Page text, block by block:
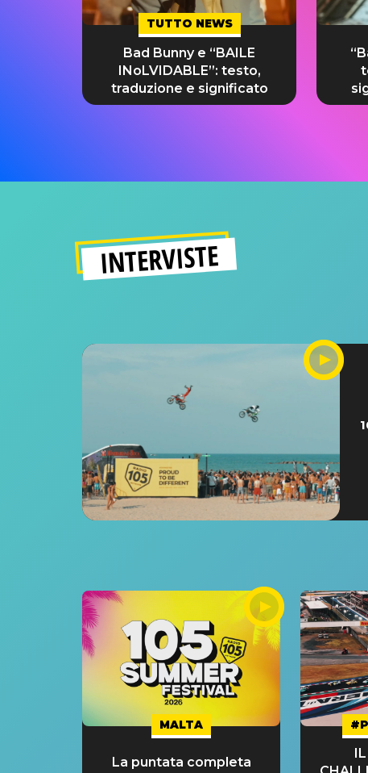
TUTTO NEWS
Bad Bunny e “BAILE
INoLVIDABLE”: testo,
traduzione e significato
INTERVISTE
MALTA
La puntata completa